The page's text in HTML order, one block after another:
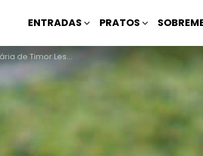
ENTRADAS PRATOS
de Timor Leste